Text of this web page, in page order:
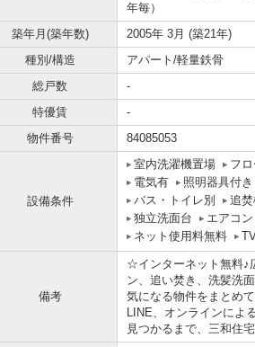
年毎）
築年月(築年数) 2005年 3月 (築21年)
種別/構造
アパート/軽量鉄骨
総戸数
-
特優賃
-
物件番号
84085053
設備条件
室内洗濯機置場 フ
電気有
照明器具付き
バス・トイレ別
追
独立洗面台
エアコン
ネット使用料無料
備考
☆インターネット無料♪
ン、追い焚き、洗髪洗
気になる物件をまとめ
LINE、オンラインによ
見つかるまで、三和住